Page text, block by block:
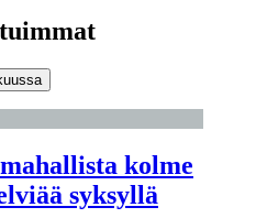
kolme
syksyllä